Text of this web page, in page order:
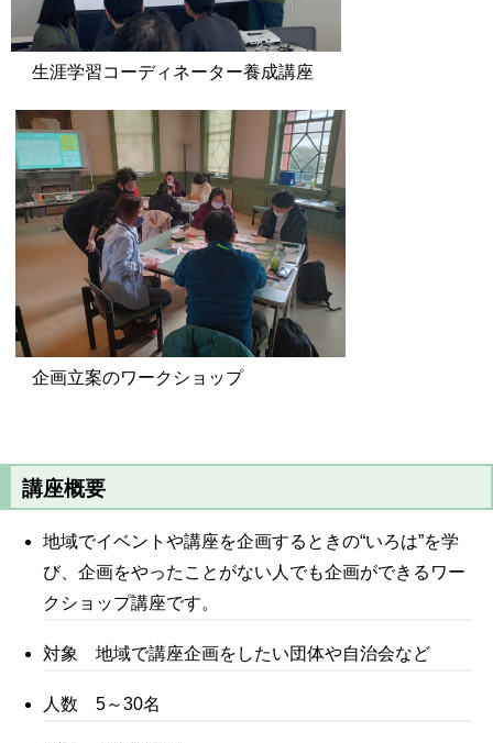
生涯学習コーディネーター養成講座
企画立案のワークショップ
講座概要
地域でイベントや講座を企画するときの“いろは”を学
び、企画をやったことがない人でも企画ができるワー
クショップ講座です。
対象 地域で講座企画をしたい団体や自治会など
人数 5～30名